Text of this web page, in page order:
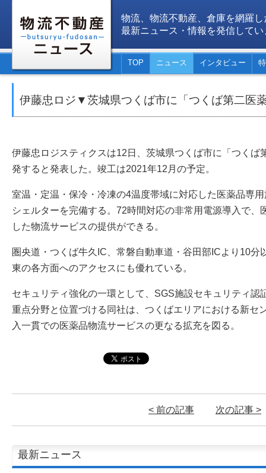
物流、物流不動産、倉庫を網羅し
最新ニュース・情報を発信してい
TOP ニュース インタビュー
伊藤忠ロジ▼茨城県つくば市に「つくば第二医
伊藤忠ロジスティクスは12日、茨城県つくば市に「つくば
発すると発表した。竣工は2021年12月の予定。
室温・定温・保冷・冷凍の4温度帯域に対応した医薬品専
シェルターを完備する。72時間対応の非常用電源導入で、
した物流サービスの提供ができる。
圏央道・つくば牛久IC、常磐自動車道・谷田部ICより10分
東の各方面へのアクセスにも優れている。
セキュリティ強化の一環として、SGS施設セキュリティ認
重点分野と位置づける同社は、つくばエリアにおける新セ
入一貫での医薬品物流サービスの更なる拡充を図る。
< 前の記事 次の記事 >
最新ニュース